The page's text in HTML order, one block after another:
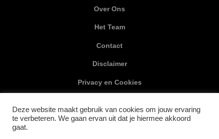
Over Ons
Het Team
Contact
Disclaimer
Privacy en Cookies
SOCIAL MEDIA
Deze website maakt gebruik van cookies om jouw ervaring
te verbeteren. We gaan ervan uit dat je hiermee akkoord
gaat.